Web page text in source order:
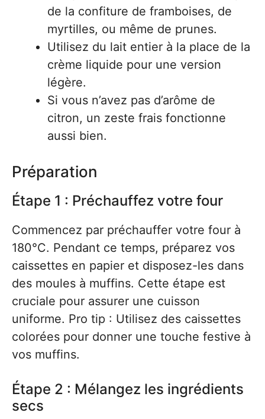
de la confiture de framboises, de
myrtilles, ou même de prunes.
Utilisez du lait entier à la place de la
crème liquide pour une version
légère.
Si vous n’avez pas d’arôme de
citron, un zeste frais fonctionne
aussi bien.
Préparation
Étape 1 : Préchauffez votre four
Commencez par préchauffer votre four à
180°C. Pendant ce temps, préparez vos
caissettes en papier et disposez-les dans
des moules à muffins. Cette étape est
cruciale pour assurer une cuisson
uniforme. Pro tip : Utilisez des caissettes
colorées pour donner une touche festive à
vos muffins.
Étape 2 : Mélangez les ingrédients
secs